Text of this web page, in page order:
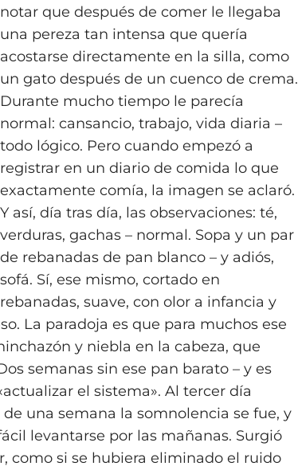
notar que después de comer le llegaba
una pereza tan intensa que quería
acostarse directamente en la silla, como
un gato después de un cuenco de crema.
Durante mucho tiempo le parecía
normal: cansancio, trabajo, vida diaria –
todo lógico. Pero cuando empezó a
registrar en un diario de comida lo que
exactamente comía, la imagen se aclaró.
Y así, día tras día, las observaciones: té,
verduras, gachas – normal. Sopa y un par
de rebanadas de pan blanco – y adiós,
sofá. Sí, ese mismo, cortado en
rebanadas, suave, con olor a infancia y
La paradoja es que para muchos ese
y niebla en la cabeza, que
semanas sin ese pan barato – y es
el sistema». Al tercer día
una semana la somnolencia se fue, y
levantarse por las mañanas. Surgió
como si se hubiera eliminado el ruido